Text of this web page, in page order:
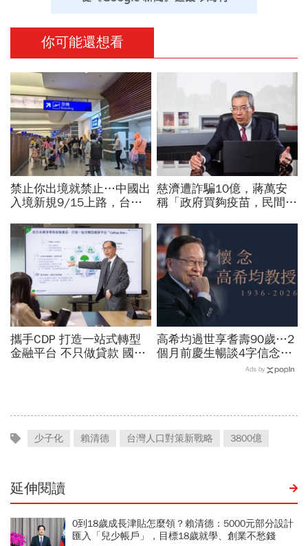
你可能還想看
禁止你出境就禁止…中國出
入境新規9/15上路，台灣
職業特別注意：前例在這
慈濟遭詐騙10億，蔣萬安
稱「政府買夠疫苗，民間就
話說得不夠公道
攜手CDP 打造一站式轉型
金融平台 不只做貸款 國泰
高希均過世享耆壽90歲…2
個月前慶生暢談4字信念，
回憶錄給讀者忠告：自求多
Ads by
少子化 賴清德 台灣人口對策新戰略 3800億
延伸閱讀
0到18歲成長津貼怎麼領？賴清德：5000元部分設計
匯入「兒少帳戶」，目標18歲就學、創業不愁錢